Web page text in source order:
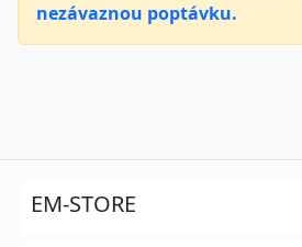
nezávaznou poptávku.
EM-STORE